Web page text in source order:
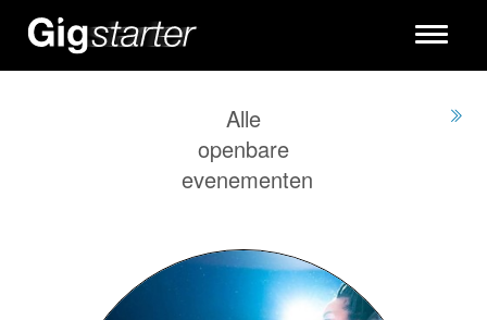
Toggle
Alle
openbare
evenementen